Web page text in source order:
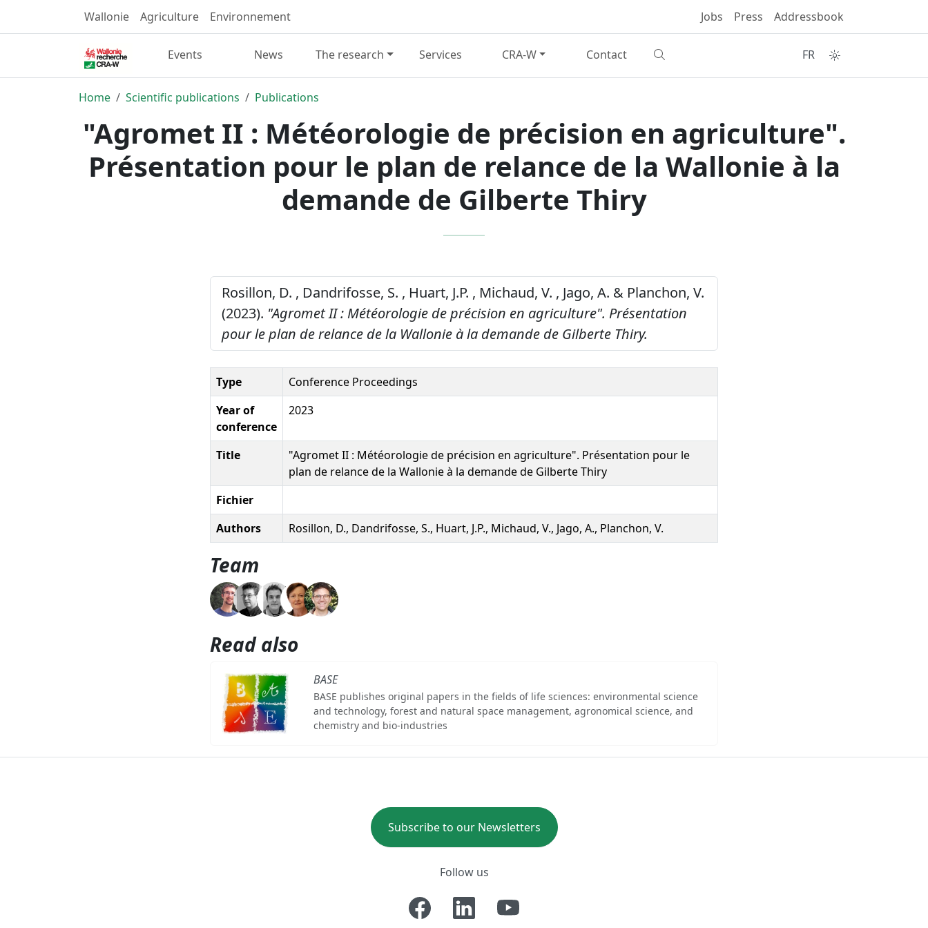
Wallonie Agriculture Environnement Jobs Press Addressbook
Events News The research Services CRA-W Contact FR
Home Scientific publications Publications
"Agromet II : Météorologie de précision en agriculture".
Présentation pour le plan de relance de la Wallonie à la
demande de Gilberte Thiry
Rosillon, D. , Dandrifosse, S. , Huart, J.P. , Michaud, V. , Jago, A. & Planchon, V.
(2023). "Agromet II : Météorologie de précision en agriculture". Présentation
pour le plan de relance de la Wallonie à la demande de Gilberte Thiry.
Type
Conference Proceedings
Year of
conference
2023
Title
"Agromet II : Météorologie de précision en agriculture". Présentation pour le
plan de relance de la Wallonie à la demande de Gilberte Thiry
Fichier
Authors
Rosillon, D., Dandrifosse, S., Huart, J.P., Michaud, V., Jago, A., Planchon, V.
Team
Read also
BASE
BASE publishes original papers in the fields of life sciences: environmental science
and technology, forest and natural space management, agronomical science, and
chemistry and bio-industries
Subscribe to our Newsletters
Follow us